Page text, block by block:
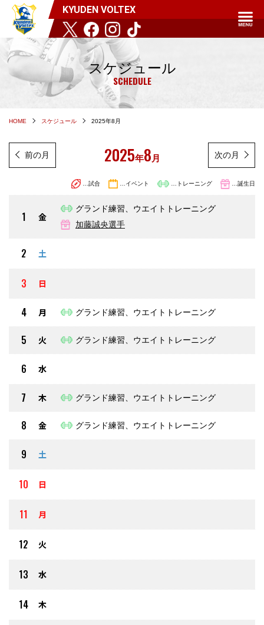
KYUDEN VOLTEX
スケジュール
SCHEDULE
HOME スケジュール 2025年8月
前の月 2025年8 月 次の月
…試合 …イベント …トレーニング …誕生日
1 金
グランド練習、ウエイトトレーニング
加藤誠央選手
2 土
3 日
4 月 グランド練習、ウエイトトレーニング
5 火 グランド練習、ウエイトトレーニング
6 水
7 木 グランド練習、ウエイトトレーニング
8 金 グランド練習、ウエイトトレーニング
9 土
10 日
11 月
12 火
13 水
14 木